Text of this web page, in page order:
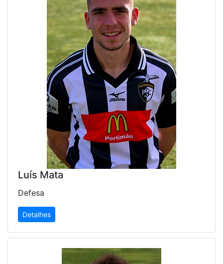
Luís Mata
Defesa
Detalhes